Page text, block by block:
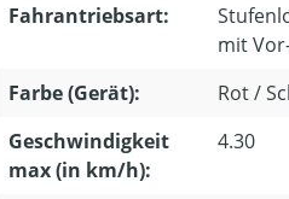
Fahrantriebsart:
mit
Farbe (Gerät):
Rot /
Geschwindigkeit
max (in km/h):
4.30